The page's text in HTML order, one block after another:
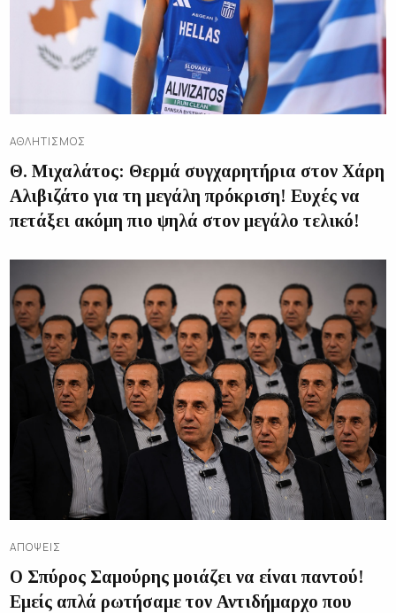
ΑΘΛΗΤΙΣΜΌΣ
Θ. Μιχαλάτος: Θερμά συγχαρητήρια στον Χάρη
Αλιβιζάτο για τη μεγάλη πρόκριση! Ευχές να
πετάξει ακόμη πιο ψηλά στον μεγάλο τελικό!
ΑΠΌΨΕΙΣ
Ο Σπύρος Σαμούρης μοιάζει να είναι παντού!
Εμείς απλά ρωτήσαμε τον Αντιδήμαρχο που